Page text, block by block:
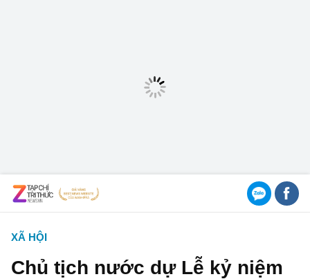
XÃ HỘI
Chủ tịch nước dự Lễ kỷ niệm